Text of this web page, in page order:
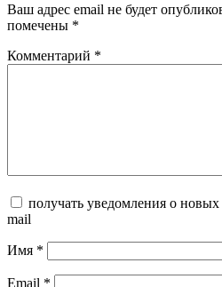
Ваш адрес email не будет
помечены *
Комментарий *
получать уведомления о
mail
Имя *
Email *